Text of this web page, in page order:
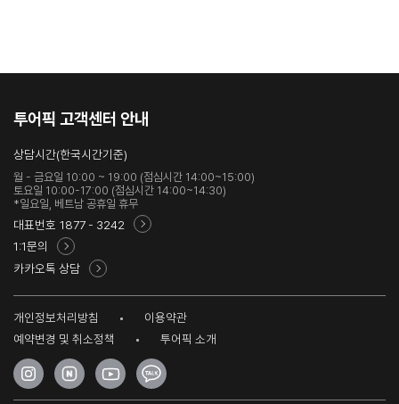
투어픽 고객센터 안내
상담시간(한국시간기준)
월 - 금요일 10:00 ~ 19:00 (점심시간 14:00~15:00)
토요일 10:00-17:00 (점심시간 14:00~14:30)
*일요일, 베트남 공휴일 휴무
대표번호 1877 - 3242
1:1문의
카카오톡 상담
개인정보처리방침
이용약관
예약변경 및 취소정책
투어픽 소개